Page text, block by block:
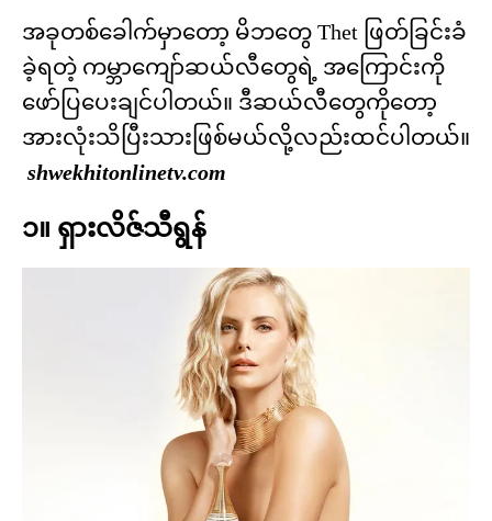
အခုတစ်ခေါက်မှာတော့ မိဘတွေ Thet ဖြတ်ခြင်းခံ
ခဲ့ရတဲ့ ကမ္ဘာကျော်ဆယ်လီတွေရဲ့ အကြောင်းကို
ဖော်ပြပေးချင်ပါတယ်။ ဒီဆယ်လီတွေကိုတော့
အားလုံးသိပြီးသားဖြစ်မယ်လို့လည်းထင်ပါတယ်။
shwekhitonlinetv.com
၁။ ရှားလိဇ်သီရွန်